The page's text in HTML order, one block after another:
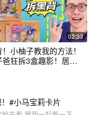
02:33
小柚子教我的方法！
爸狂拆3盒趣影！居
#小马宝莉卡片